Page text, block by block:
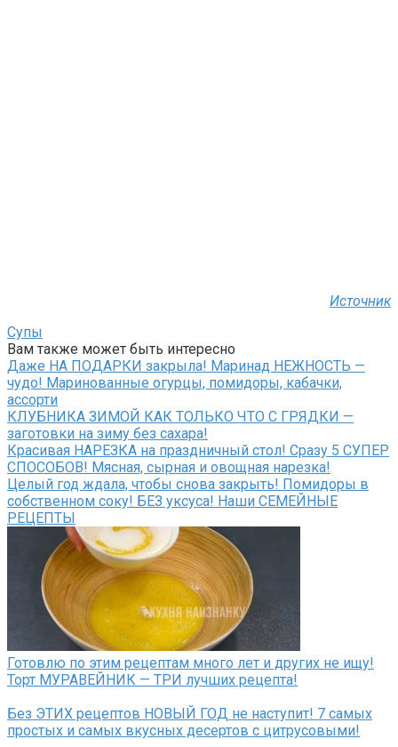
Источник
Супы
Вам также может быть интересно
Даже НА ПОДАРКИ закрыла! Маринад НЕЖНОСТЬ —
чудо! Маринованные огурцы, помидоры, кабачки,
ассорти
КЛУБНИКА ЗИМОЙ КАК ТОЛЬКО ЧТО С ГРЯДКИ —
заготовки на зиму без сахара!
Красивая НАРЕЗКА на праздничный стол! Сразу 5 СУПЕР
СПОСОБОВ! Мясная, сырная и овощная нарезка!
Целый год ждала, чтобы снова закрыть! Помидоры в
собственном соку! БЕЗ уксуса! Наши СЕМЕЙНЫЕ
РЕЦЕПТЫ
Готовлю по этим рецептам много лет и других не ищу!
Торт МУРАВЕЙНИК — ТРИ лучших рецепта!
Без ЭТИХ рецептов НОВЫЙ ГОД не наступит! 7 самых
простых и самых вкусных десертов с цитрусовыми!